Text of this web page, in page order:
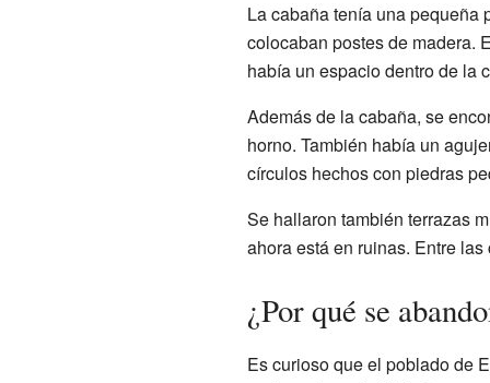
La cabaña tenía una pequeña
colocaban postes de madera.
había un espacio dentro de la
Además de la cabaña, se
horno. También había un
círculos hechos con piedras
Se hallaron también terrazas
ahora está en ruinas. Entre
¿Por qué se
Es curioso que el poblado de